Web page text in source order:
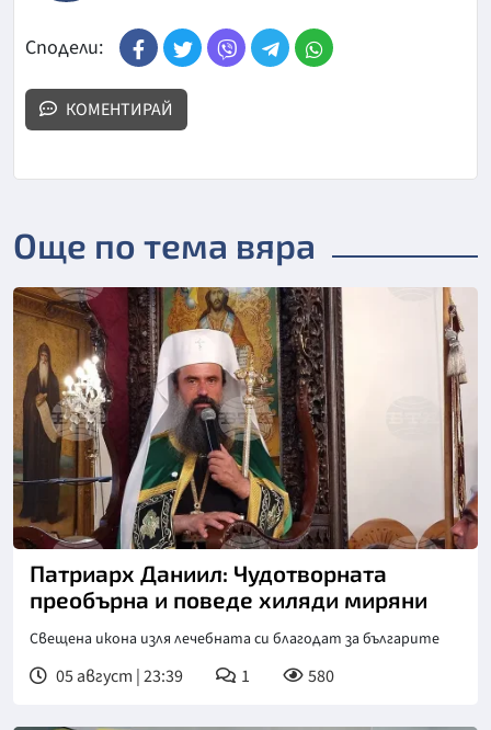
Сподели:
КОМЕНТИРАЙ
Още по тема вяра
Патриарх Даниил: Чудотворната
преобърна и поведе хиляди миряни
Свещена икона изля лечебната си благодат за българите
05 август | 23:39 1 580